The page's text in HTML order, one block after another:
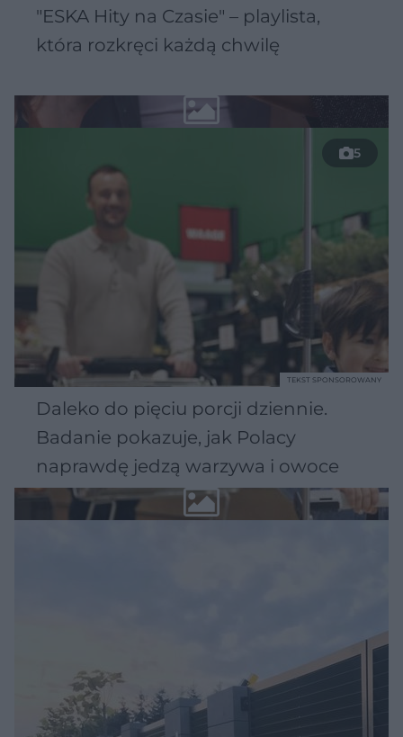
"ESKA Hity na Czasie" – playlista,
która rozkręci każdą chwilę
5
Daleko do pięciu porcji dziennie.
Badanie pokazuje, jak Polacy
naprawdę jedzą warzywa i owoce
TEKST SPONSOROWANY